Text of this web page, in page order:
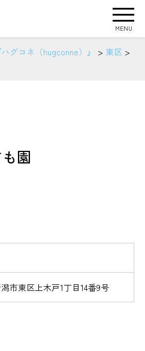
MENU
グコネ（hugconne）』 > 東区 >
園
市東区上木戸1丁目14番9号